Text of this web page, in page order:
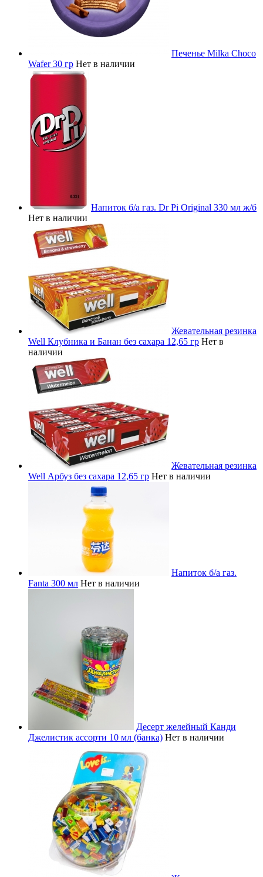
Печенье Milka Choco
Wafer 30 гр Нет в наличии
Напиток б/а газ. Dr Pi Original 330 мл ж/б
Нет в наличии
Жевательная резинка
Well Клубника и Банан без сахара 12,65 гр Нет в
наличии
Жевательная резинка
Well Арбуз без сахара 12,65 гр Нет в наличии
Напиток б/а газ.
Fanta 300 мл Нет в наличии
Десерт желейный Канди
Джелистик ассорти 10 мл (банка) Нет в наличии